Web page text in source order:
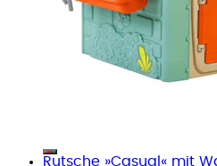
Rutsche »Casual« mit